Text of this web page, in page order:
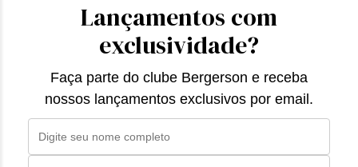
Lançamentos com
exclusividade?
Faça parte do clube Bergerson e receba
nossos lançamentos exclusivos por email.